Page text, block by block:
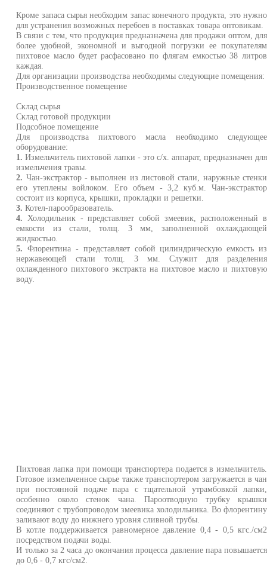
Кроме запаса сырья необходим запас конечного продукта, это нужно
для устранения возможных перебоев в поставках товара оптовикам.
В связи с тем, что продукция предназначена для продажи оптом, для
более удобной, экономной и выгодной погрузки ее покупателям
пихтовое масло будет расфасовано по флягам емкостью 38 литров
каждая.
Для организации производства необходимы следующие помещения:
Производственное помещение
Склад сырья
Склад готовой продукции
Подсобное помещение
Для производства пихтового масла необходимо следующее
оборудование:
1. Измельчитель пихтовой лапки - это с/х. аппарат, предназначен для
измельчения травы.
2. Чан-экстрактор - выполнен из листовой стали, наружные стенки
его утеплены войлоком. Его объем - 3,2 куб.м. Чан-экстрактор
состоит из корпуса, крышки, прокладки и решетки.
3. Котел-парообразователь.
4. Холодильник - представляет собой змеевик, расположенный в
емкости из стали, толщ. 3 мм, заполненной охлаждающей
жидкостью.
5. Флорентина - представляет собой цилиндрическую емкость из
нержа­веющей стали толщ. 3 мм. Служит для разде­ления
охлажденного пихтового экстракта на пихтовое масло и пихтовую
воду.
Пихтовая лапка при помощи транспортера подается в измельчитель.
Готовое измельченное сырье также транспор­тером загружается в чан
при постоянной подаче пара с тщательной утрамбовкой лапки,
особенно около стенок чана. Пароотводную трубку крышки
соединяют с трубопроводом змеевика холодильника. Во флорентину
заливают воду до нижнего уровня сливной трубы.
В котле поддерживается равномерное давление 0,4 - 0,5 кгс./см2
посредством подачи воды.
И только за 2 часа до окончания процесса давление пара повышается
до 0,6 - 0,7 кгс/см2.